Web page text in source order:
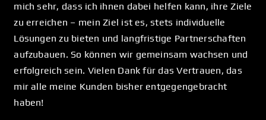
mich sehr, dass ich ihnen dabei helfen kann, ihre Ziele
zu erreichen – mein Ziel ist es, stets individuelle
Lösungen zu bieten und langfristige Partnerschaften
aufzubauen. So können wir gemeinsam wachsen und
erfolgreich sein. Vielen Dank für das Vertrauen, das
mir alle meine Kunden bisher entgegengebracht
haben!